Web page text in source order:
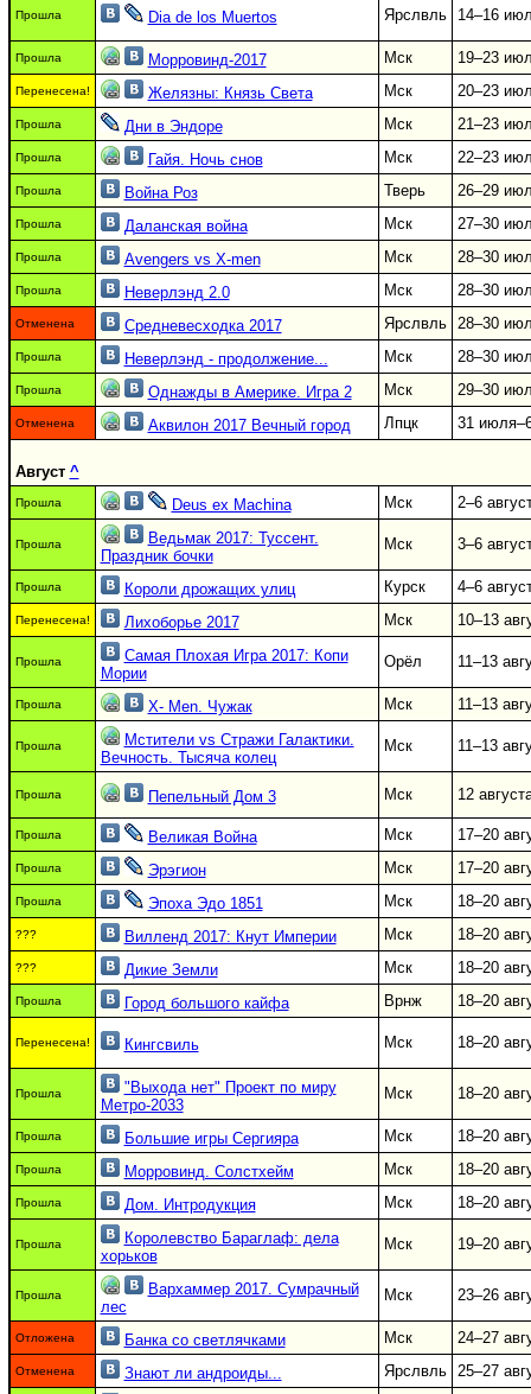
Прошла Dia de los Muertos Ярслвль 14–16
Прошла Морровинд-2017 Мск 19–23
Перенесена! Желязны: Князь Света Мск 20–23
Прошла Дни в Эндоре Мск 21–23
Прошла Гайя. Ночь снов Мск 22–23
Прошла Война Роз Тверь 26–29
Прошла Даланская война Мск 27–30
Прошла Avengers vs X-men Мск 28–30
Прошла Неверлэнд 2.0 Мск 28–30
Отменена Средневесходка 2017 Ярслвль 28–30
Прошла Неверлэнд - продолжение... Мск 28–30
Прошла Однажды в Америке. Игра 2 Мск 29–30
Отменена Аквилон 2017 Вечный город Лпцк 31
Август ^
Прошла Deus ex Machina Мск 2–6
Прошла
Ведьмак 2017: Туссент.
Праздник бочки
Мск 3–6
Прошла Короли дрожащих улиц Курск 4–6
Перенесена! Лихоборье 2017 Мск 10–13
Прошла
Самая Плохая Игра 2017: Копи
Мории
Орёл 11–13
Прошла X- Men. Чужак Мск 11–13
Прошла
Мстители vs Стражи Галактики.
Вечность. Тысяча колец
Мск 11–13
Прошла Пепельный Дом 3 Мск 12
Прошла Великая Война Мск 17–20
Прошла Эрэгион Мск 17–20
Прошла Эпоха Эдо 1851 Мск 18–20
??? Вилленд 2017: Кнут Империи Мск 18–20
??? Дикие Земли Мск 18–20
Прошла Город большого кайфа Врнж 18–20
Перенесена! Кингсвиль Мск 18–20
Прошла
"Выхода нет" Проект по миру
Метро-2033
Мск 18–20
Прошла Большие игры Сергияра Мск 18–20
Прошла Морровинд. Солстхейм Мск 18–20
Прошла Дом. Интродукция Мск 18–20
Прошла
Королевство Бараглаф: дела
хорьков
Мск 19–20
Прошла
Вархаммер 2017. Сумрачный
лес
Мск 23–26
Отложена Банка со светлячками Мск 24–27
Отменена Знают ли андроиды... Ярслвль 25–27